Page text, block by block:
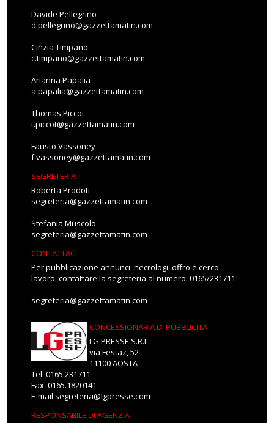
Davide Pellegrino
d.pellegrino@gazzettamatin.com
Cinzia Timpano
c.timpano@gazzettamatin.com
Arianna Papalia
a.papalia@gazzettamatin.com
Thomas Piccot
t.piccot@gazzettamatin.com
Fausto Vassoney
f.vassoney@gazzettamatin.com
SEGRETERIA
Roberta Prodoti
segreteria@gazzettamatin.com
Stefania Muscolo
segreteria@gazzettamatin.com
CONTATTACI
Per pubblicazione annunci, necrologi, offro e cerco
lavoro, contattare la segreteria al numero: 0165/231711
segreteria@gazzettamatin.com
CONCESSIONARIA DI PUBBLICITÀ
LG PRESSE S.R.L.
via Festaz, 52
11100 AOSTA
Tel: 0165.231711
Fax: 0165.1820141
E-mail segreteria@lgpresse.com
RESPONSABILE DI AGENZIA